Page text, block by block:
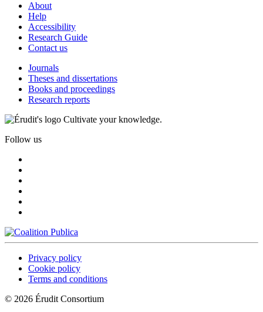
About
Help
Accessibility
Research Guide
Contact us
Journals
Theses and dissertations
Books and proceedings
Research reports
Cultivate your knowledge.
Follow us
Privacy policy
Cookie policy
Terms and conditions
© 2026 Érudit Consortium